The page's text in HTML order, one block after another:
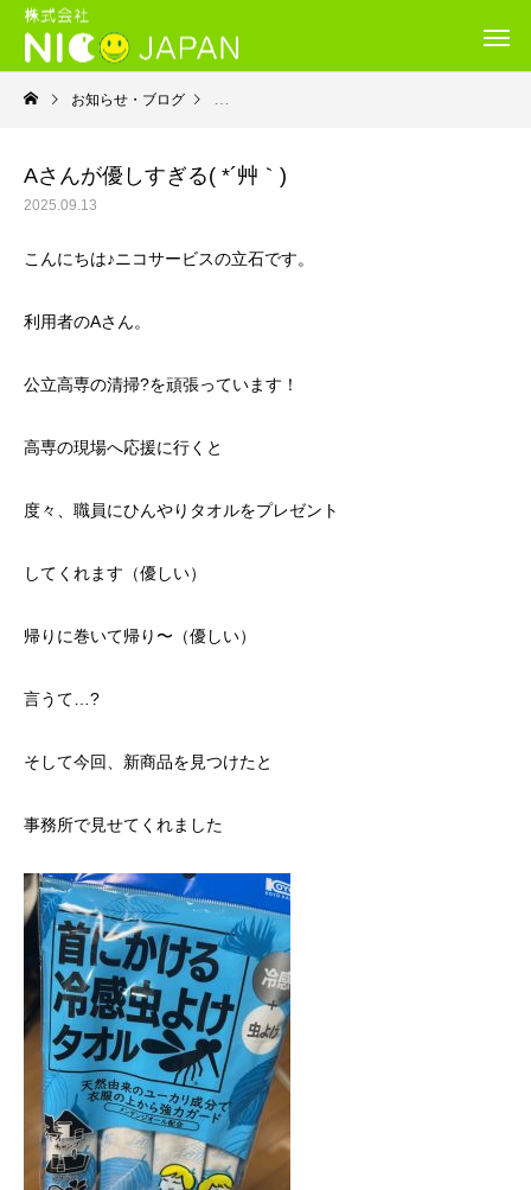
お知らせ・ブログ 就労継続支援B型・ニコサービス
Aさんが優しすぎる( *´艸｀)
2025.09.13
こんにちは♪ニコサービスの立石です。
利用者のAさん。
公立高専の清掃?を頑張っています！
高専の現場へ応援に行くと
度々、職員にひんやりタオルをプレゼント
してくれます（優しい）
帰りに巻いて帰り〜（優しい）
言うて…?
そして今回、新商品を見つけたと
事務所で見せてくれました